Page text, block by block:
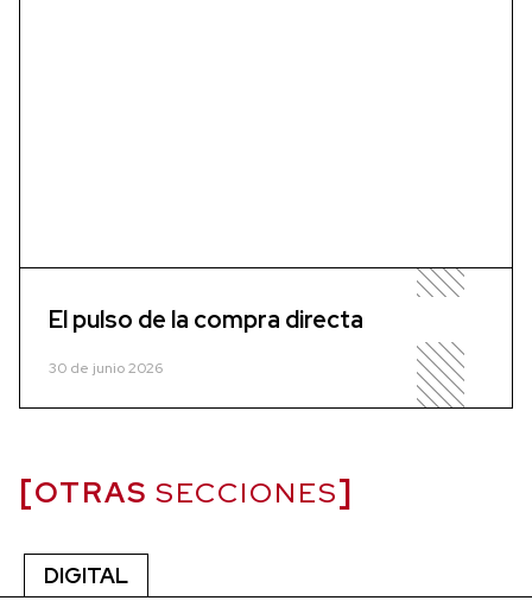
El pulso de la compra directa
30 de junio 2026
OTRAS SECCIONES
DIGITAL